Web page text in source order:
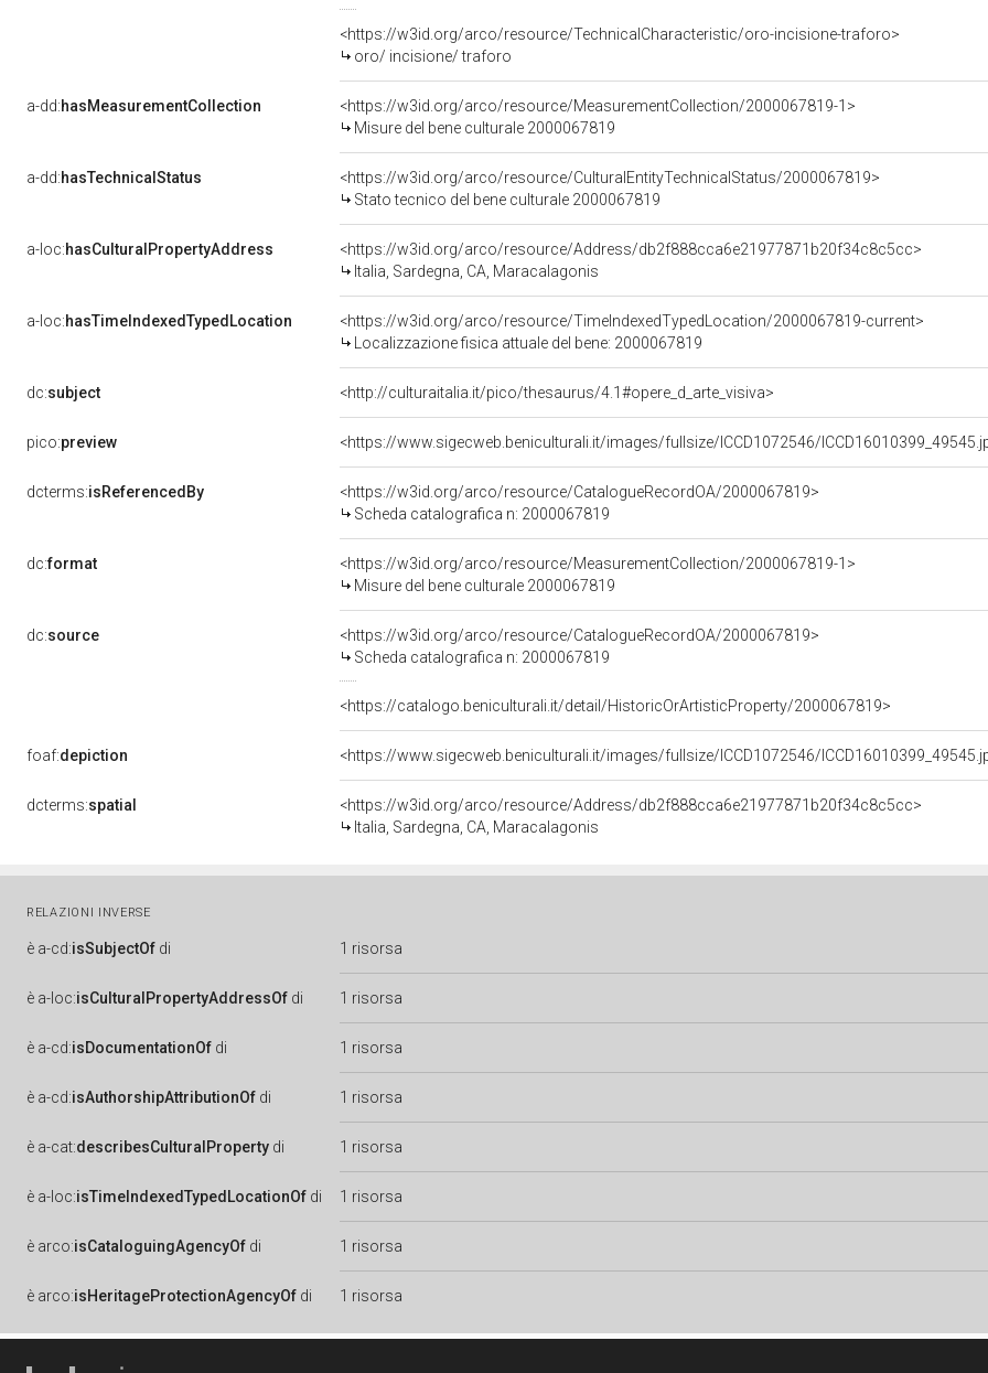
<https://w3id.org/arco/resource/TechnicalCharacteristic/oro-incisione-traforo>
oro/ incisione/ traforo
a-dd:hasMeasurementCollection
<https://w3id.org/arco/resource/MeasurementCollection/2000067819-1>
Misure del bene culturale 2000067819
a-dd:hasTechnicalStatus
<https://w3id.org/arco/resource/CulturalEntityTechnicalStatus/2000067819>
Stato tecnico del bene culturale 2000067819
a-loc:hasCulturalPropertyAddress
<https://w3id.org/arco/resource/Address/db2f888cca6e21977871b20f34c8c5cc>
Italia, Sardegna, CA, Maracalagonis
a-loc:hasTimeIndexedTypedLocation
<https://w3id.org/arco/resource/TimeIndexedTypedLocation/2000067819-current>
Localizzazione fisica attuale del bene: 2000067819
dc:subject <http://culturaitalia.it/pico/thesaurus/4.1#opere_d_arte_visiva>
pico:preview <https://www.sigecweb.beniculturali.it/images/fullsize/ICCD1072546/
dcterms:isReferencedBy
<https://w3id.org/arco/resource/CatalogueRecordOA/2000067819>
Scheda catalografica n: 2000067819
dc:format
<https://w3id.org/arco/resource/MeasurementCollection/2000067819-1>
Misure del bene culturale 2000067819
dc:source
<https://w3id.org/arco/resource/CatalogueRecordOA/2000067819>
Scheda catalografica n: 2000067819
<https://catalogo.beniculturali.it/detail/HistoricOrArtisticProperty/2000067819>
foaf:depiction <https://www.sigecweb.beniculturali.it/images/fullsize/ICCD1072546/
dcterms:spatial
<https://w3id.org/arco/resource/Address/db2f888cca6e21977871b20f34c8c5cc>
Italia, Sardegna, CA, Maracalagonis
RELAZIONI INVERSE
è a-cd:isSubjectOf di 1 risorsa
è a-loc:isCulturalPropertyAddressOf di 1 risorsa
è a-cd:isDocumentationOf di 1 risorsa
è a-cd:isAuthorshipAttributionOf di 1 risorsa
è a-cat:describesCulturalProperty di 1 risorsa
è a-loc:isTimeIndexedTypedLocationOf di 1 risorsa
è arco:isCataloguingAgencyOf di 1 risorsa
è arco:isHeritageProtectionAgencyOf di 1 risorsa